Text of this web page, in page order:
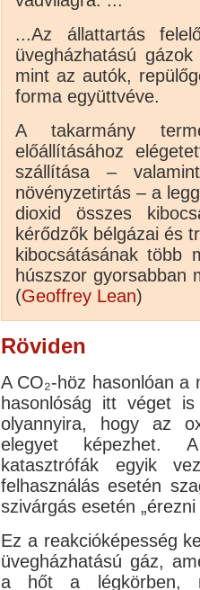
...Az állattartás
üvegházhatású
mint az autók,
forma együttvéve.
A takarmány
előállításához
szállítása –
növényzetirtás – a
dioxid összes
kérődzők bélgázai és
kibocsátásának több
húszszor gyorsabban
(Geoffrey Lean)
Röviden
A CO₂-höz hasonlóan
hasonlóság itt véget
olyannyira, hogy az
elegyet képezhet.
katasztrófák egyik
felhasználás esetén
szivárgás esetén
Ez a reakcióképesség
üvegházhatású gáz,
a hőt a légkörben,